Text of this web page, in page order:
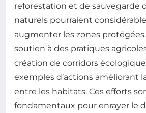
reforestation et de sauvegarde
naturels pourraient
augmenter les zones
soutien à des pratiques
création de corridors
exemples d’actions améliorant
entre les habitats. Ces efforts
fondamentaux pour enrayer le